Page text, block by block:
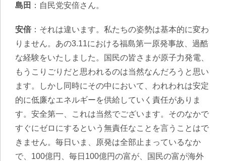
島田 ：自民党安倍さん。
安倍 ：それは違います。私たちの姿勢は基本的に変わ
りません。あの3.11における福島第一原発事故、過酷
な経験をいたしました。国民の皆さまが原子力発電、
もうこりごりだと思われるのは当然なんだろうと思い
ます。しかし同時にその中において、われわれは安定
的に低廉なエネルギーを供給していく責任がありま
す。安全第一、これは当然でございます。そのなかで
すぐにゼロにするという無責任なことを言うことはで
きません。毎日いま、原発は全部止まっているなか
で、100億円、毎日100億円の富が、国民の富が海外